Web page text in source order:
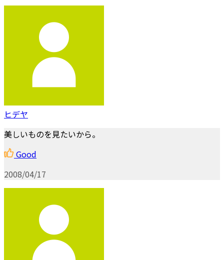
ヒデヤ
美しいものを見たいから。
Good
2008/04/17